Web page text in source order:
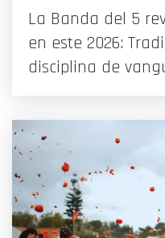
La Banda del 5
en este 2026:
disciplina de